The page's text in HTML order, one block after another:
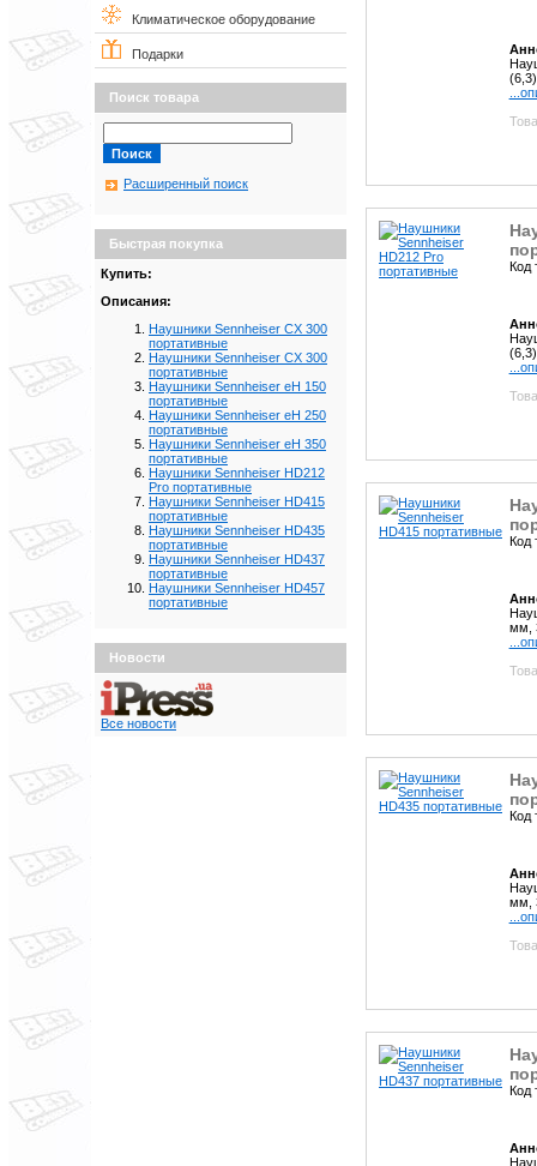
Климатическое оборудование
Подарки
Поиск товара
Расширенный поиск
Быстрая покупка
Купить:
Описания:
Наушники Sennheiser CX 300
портативные
Наушники Sennheiser CX 300
портативные
Наушники Sennheiser eH 150
портативные
Наушники Sennheiser eH 250
портативные
Наушники Sennheiser eH 350
портативные
Наушники Sennheiser HD212
Pro портативные
Наушники Sennheiser HD415
портативные
Наушники Sennheiser HD435
портативные
Наушники Sennheiser HD437
портативные
Наушники Sennheiser HD457
портативные
Новости
Все новости
Код
Код
мм,
Код
мм,
Код